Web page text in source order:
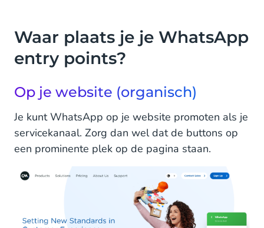
Waar plaats je je WhatsApp
entry points?
Op je website (organisch)
Je kunt WhatsApp op je website promoten als je
servicekanaal. Zorg dan wel dat de buttons op
een prominente plek op de pagina staan.